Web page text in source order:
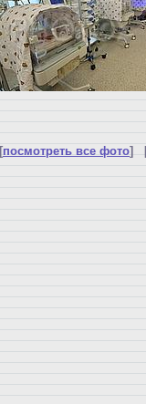
[посмотреть все фото]